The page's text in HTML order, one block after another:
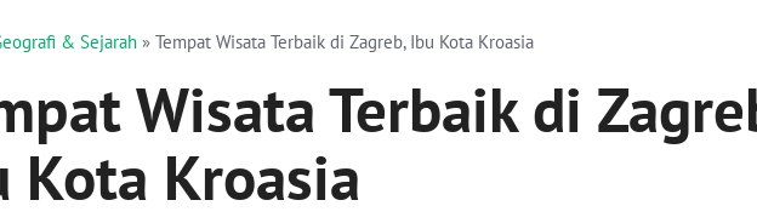
& Sejarah » Tempat Wisata Terbaik di Zagreb, Ibu Kota Kroasia
Wisata Terbaik di
Kota Kroasia